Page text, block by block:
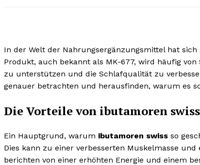
In der Welt der Nahrungsergänzungsmittel hat sich
Produkt, auch bekannt als MK-677, wird häufig
zu unterstützen und die Schlafqualität zu
genauer betrachten und herausfinden, warum es
Die Vorteile von ibutamoren swiss
Ein Hauptgrund, warum ibutamoren swiss so
Dies kann zu einer verbesserten Muskelmasse
berichten von einer erhöhten Energie und einem